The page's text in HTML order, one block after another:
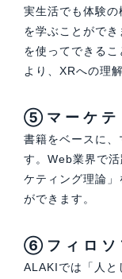
実生活でも体験
を学ぶことがで
を使ってできる
より、XRへの理
⑤マーケテ
書籍をベースに
す。Web業界で
ケティング理論」
ができます。
⑥フィロソ
ALAKIでは「人と